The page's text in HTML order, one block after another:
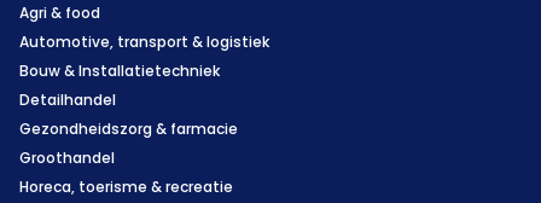
Agri & food
Automotive, transport & logistiek
Bouw & Installatietechniek
Detailhandel
Gezondheidszorg & farmacie
Groothandel
Horeca, toerisme & recreatie